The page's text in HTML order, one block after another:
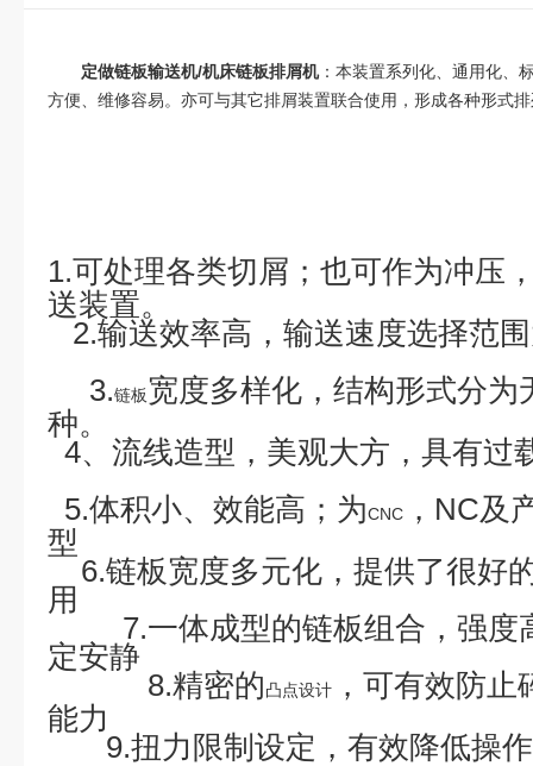
定做链板输送机/机床链板排屑机：本装置系列化、通用化、
方便、维修容易。亦可与其它排屑装置联合使用，形成各种形式
1.可处理各类切屑；也可作为冲压
送装
2.输送效率高，输送速
3.链板 宽度多样化，结构形式分
种
4、流线造型，美观大方， 具有
5.体积小、效能高；为CNC
，NC及
6.链板宽度多元化，提供了很好
7.一体成型的链板组合，强
定
8.精密的凸点设计
，可有效防
能
9.扭力限制设定，有效降低操